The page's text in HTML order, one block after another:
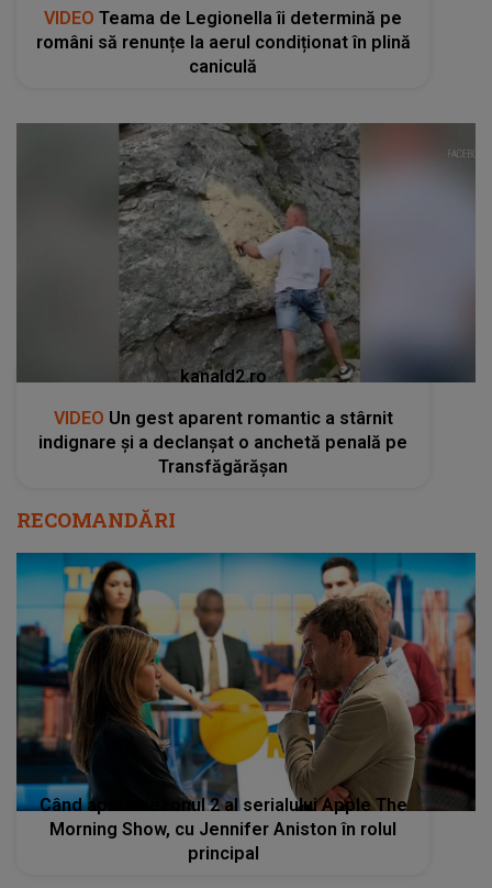
VIDEO Teama de Legionella îi determină pe
români să renunțe la aerul condiționat în plină
caniculă
kanald2.ro
VIDEO Un gest aparent romantic a stârnit
indignare și a declanșat o anchetă penală pe
Transfăgărășan
RECOMANDĂRI
Când apare sezonul 2 al serialului Apple The
Morning Show, cu Jennifer Aniston în rolul
principal